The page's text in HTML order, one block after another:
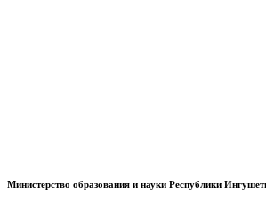
Министерство образования и науки Республики